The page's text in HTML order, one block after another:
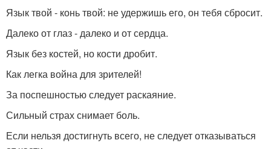
Язык твой - конь твой: не удержишь его, он тебя сбросит.
Далеко от глаз - далеко и от сердца.
Язык без костей, но кости дробит.
Как легка война для зрителей!
За поспешностью следует раскаяние.
Сильный страх снимает боль.
Если нельзя достигнуть всего, не следует отказываться